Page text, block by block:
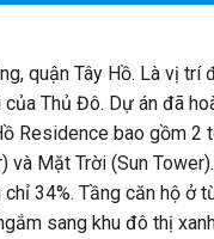
quận Tây Hồ. Là vị trí
Thủ Đô. Dự án đã
Residence bao gồm 2
và Mặt Trời (Sun
34%. Tầng căn hộ ở
sang khu đô thị